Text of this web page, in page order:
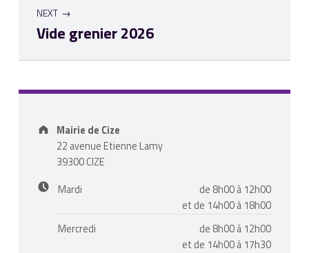
NEXT
Vide grenier 2026
Skip back to main navigation
Address:
Mairie de Cize
22 avenue Etienne Lamy
39300 CIZE
Business hours:
Mardi
de 8h00 à 12h00
et de 14h00 à 18h00
Mercredi
de 8h00 à 12h00
et de 14h00 à 17h30